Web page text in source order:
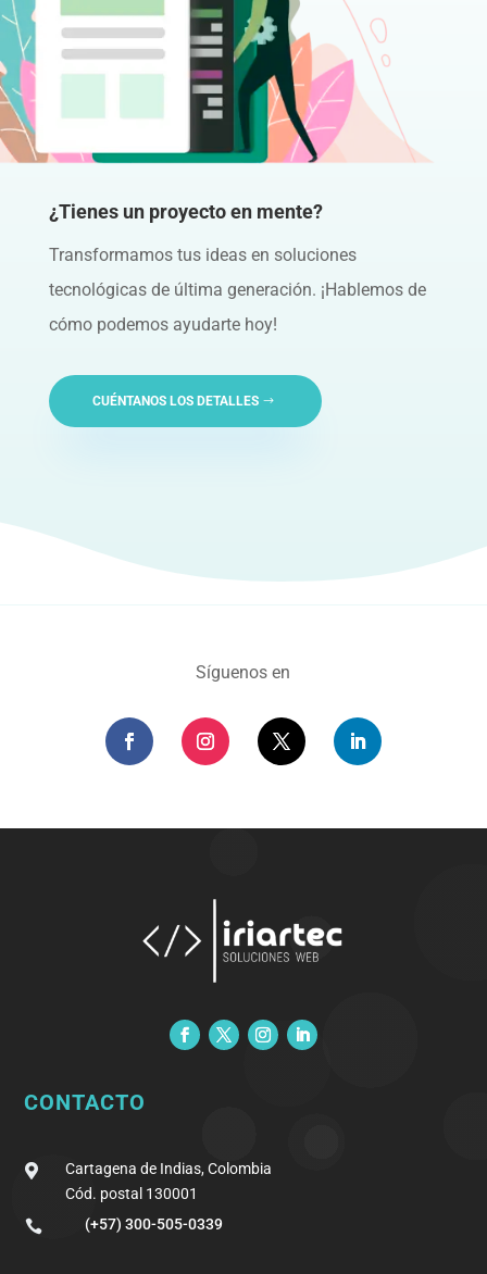
¿Tienes un proyecto en mente?
Transformamos tus ideas en soluciones
tecnológicas de última generación. ¡Hablemos de
cómo podemos ayudarte hoy!
CUÉNTANOS LOS DETALLES
Síguenos en
CONTACTO

Cartagena de Indias, Colombia
Cód. postal 130001

(+57) 300-505-0339